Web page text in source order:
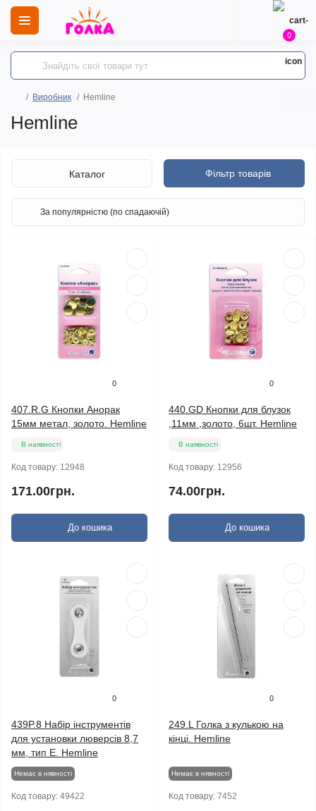
0
Виробник Hemline
Hemline
Фільтр товарів
Каталог
0
407.R.G Кнопки Анорак
15мм метал, золото. Hemline
В наявності
Код товару: 12948
171.00грн.
До кошика
0
440.GD Кнопки для блузок
,11мм ,золото, 6шт. Hemline
В наявності
Код товару: 12956
74.00грн.
До кошика
0
439P.8 Набір інструментів
для установки люверсів 8,7
мм, тип Е. Hemline
Немає в нявності
Код товару: 49422
0
249.L Голка з кулькою на
кінці. Hemline
Немає в нявності
Код товару: 7452